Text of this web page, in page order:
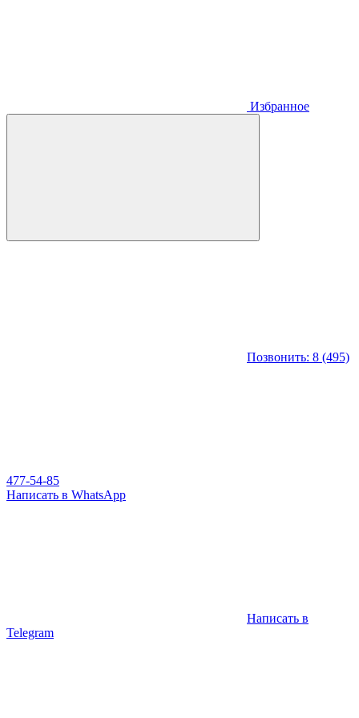
Избранное
Позвонить: 8 (495)
477-54-85
Написать в WhatsApp
Написать в
Telegram